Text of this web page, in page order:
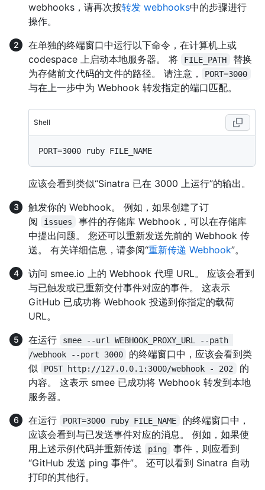
webhooks，请再次按转发 webhooks中的步骤进行
操作。
在单独的终端窗口中运行以下命令，在计算机上或
codespace 上启动本地服务器。 将
FILE_PATH
替换
为存储前文代码的文件的路径。 请注意，
PORT=3000
与在上一步中为 Webhook 转发指定的端口匹配。
Shell
应该会看到类似“Sinatra 已在 3000 上运行”的输出。
触发你的 Webhook。 例如，如果创建了订
阅
issues
事件的存储库 Webhook，可以在存储库
中提出问题。 您还可以重新发送先前的 Webhook 传
送。 有关详细信息，请参阅“重新传递 Webhook”。
访问 smee.io 上的 Webhook 代理 URL。 应该会看到
与已触发或已重新交付事件对应的事件。 这表示
GitHub 已成功将 Webhook 投递到你指定的载荷
URL。
在运行
smee --url WEBHOOK_PROXY_URL --path
/webhook --port 3000
的终端窗口中，应该会看到类
似
POST http://127.0.0.1:3000/webhook - 202
的
内容。 这表示 smee 已成功将 Webhook 转发到本地
服务器。
在运行
PORT=3000 ruby FILE_NAME
的终端窗口中，
应该会看到与已发送事件对应的消息。 例如，如果使
用上述示例代码并重新传送
ping
事件，则应看到
“GitHub 发送 ping 事件”。 还可以看到 Sinatra 自动
打印的其他行。